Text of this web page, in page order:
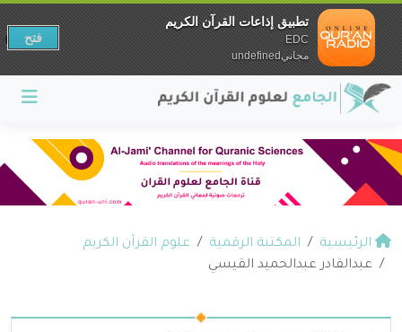
الرئيسية المكتبة الرقمية
علوم القرآن الكريم
عبدالقادر عبدالحميد القيسي
تطبيق إذاعات القرآن الكريم
EDC
مجانيundefined
فتح